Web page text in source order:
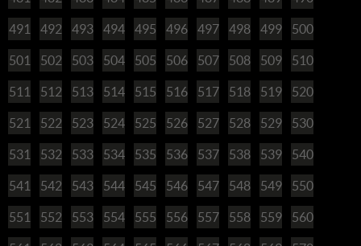
491 492 493 494 495 496 497 498 499 500
501 502 503 504 505 506 507 508 509 510
511 512 513 514 515 516 517 518 519 520
521 522 523 524 525 526 527 528 529 530
531 532 533 534 535 536 537 538 539 540
541 542 543 544 545 546 547 548 549 550
551 552 553 554 555 556 557 558 559 560